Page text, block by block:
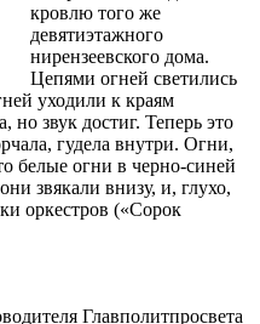
кровлю того же
девятиэтажного
нирензеевского дома.
Цепями огней светились
уходили к краям
звук достиг. Теперь это
гудела внутри. Огни,
белые огни в черно-синей
звякали внизу, и, глухо,
оркестров («Сорок
Главполитпросвета